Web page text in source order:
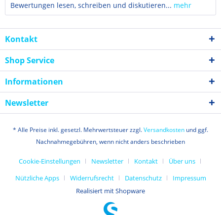
Bewertungen lesen, schreiben und diskutieren... mehr
Kontakt
Shop Service
Informationen
Newsletter
* Alle Preise inkl. gesetzl. Mehrwertsteuer zzgl.Versandkosten und ggf.
Nachnahmegebühren, wenn nicht anders beschrieben
Cookie-Einstellungen Newsletter Kontakt
Über uns
Nützliche Apps
Widerrufsrecht Datenschutz
Impressum
Realisiert mit Shopware